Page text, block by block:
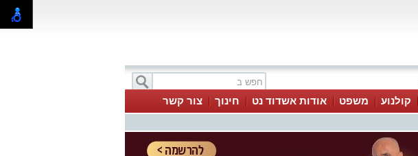
קולנוע משפט אודות אשדוד נט חינוך צור קשר